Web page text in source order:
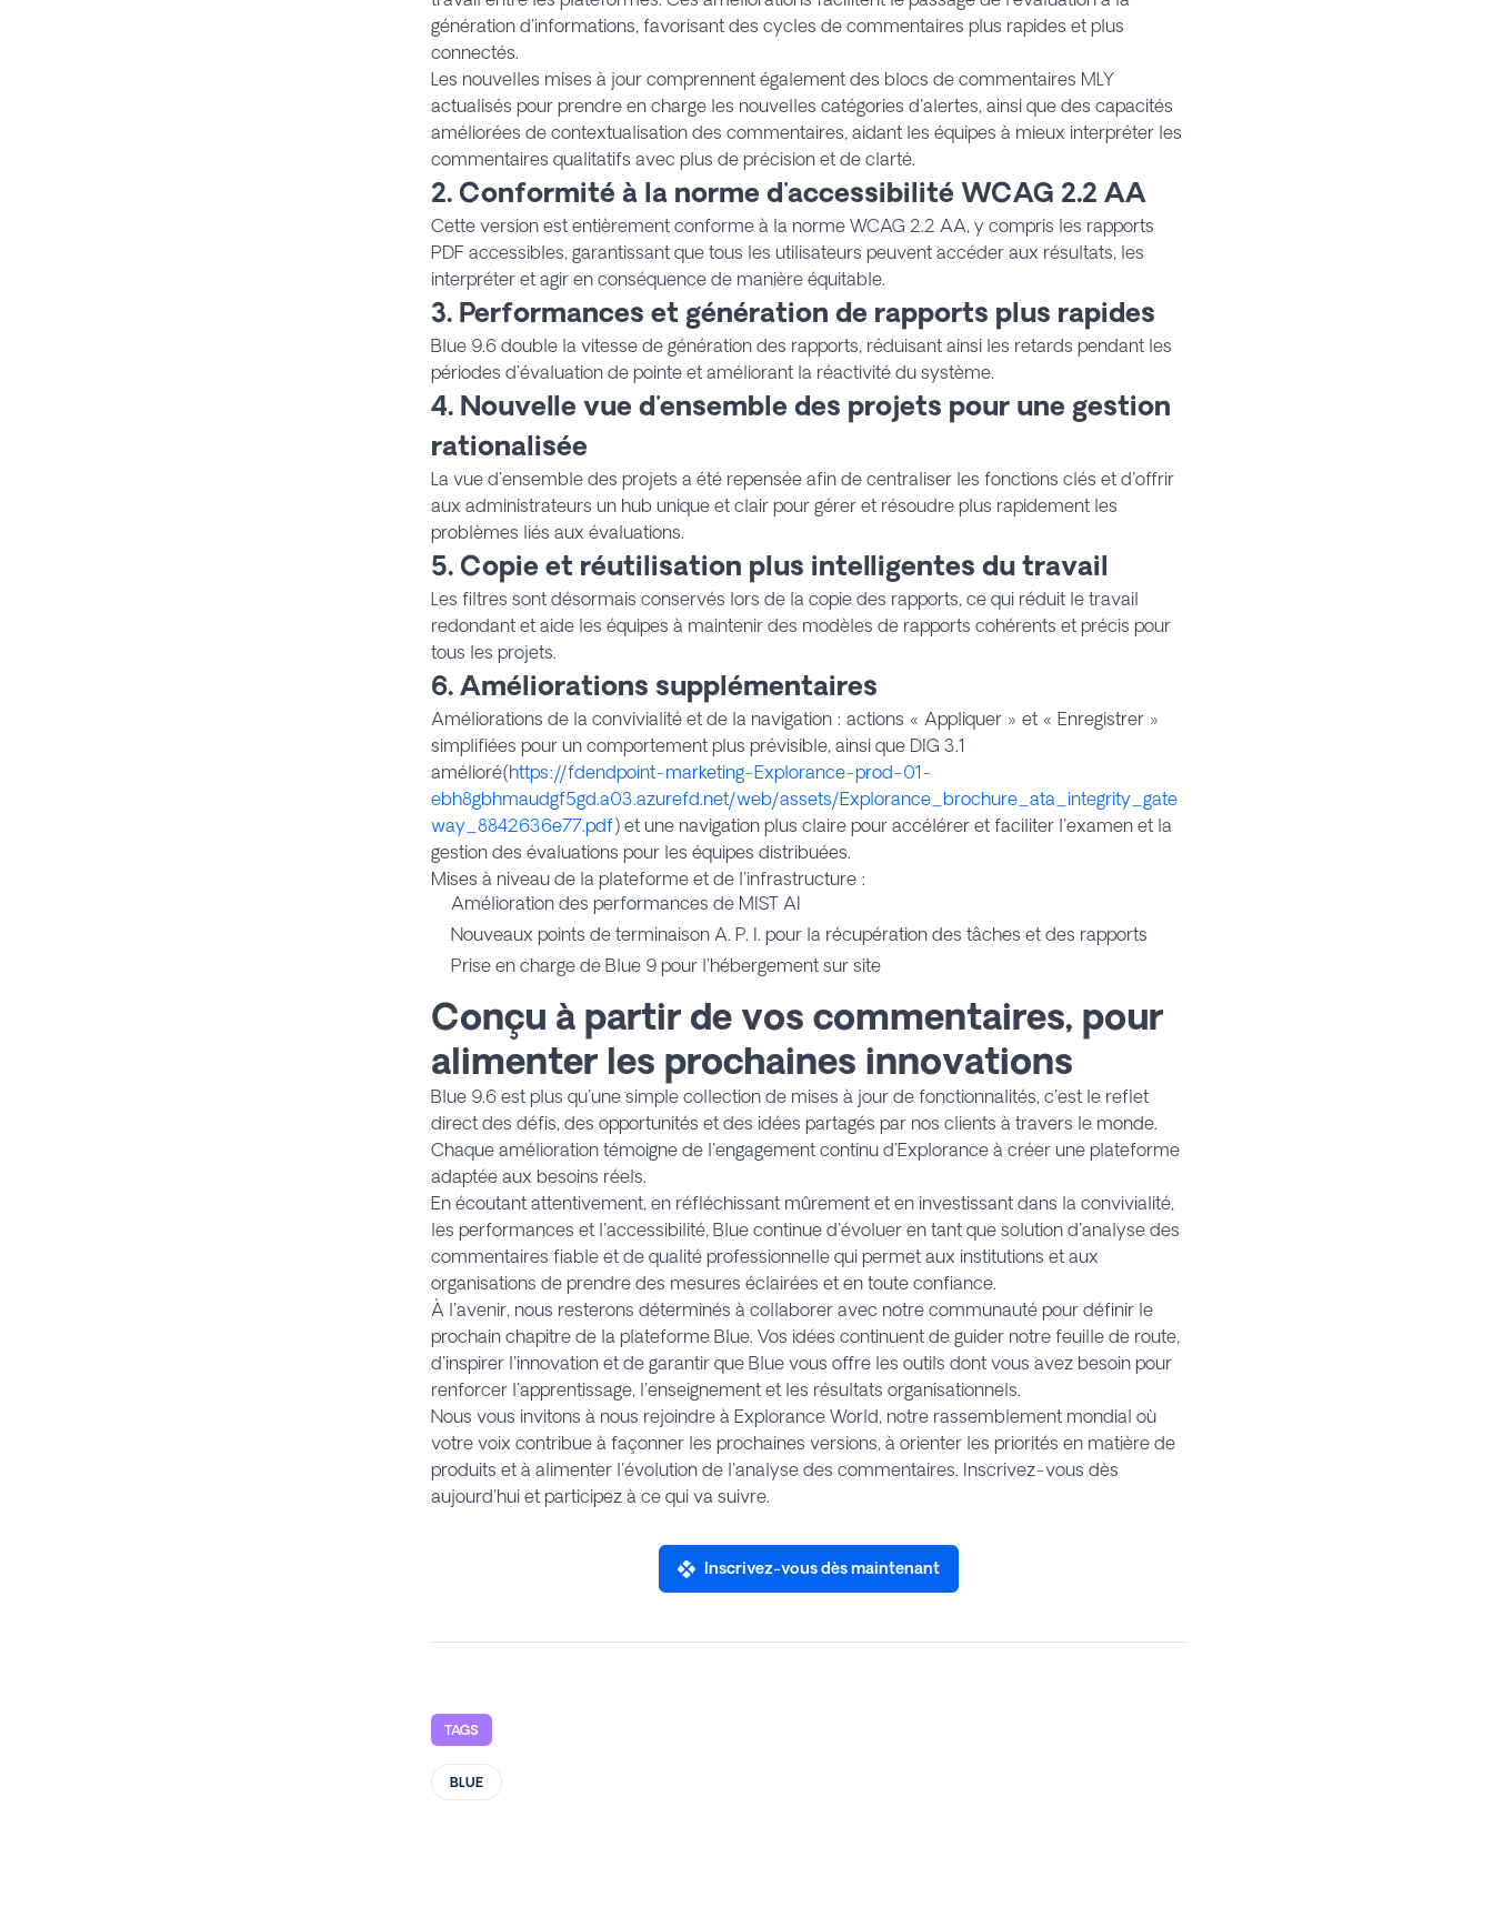
génération d'informations, favorisant des cycles de commentaires plus rapides et plus
connectés.
Les nouvelles mises à jour comprennent également des blocs de commentaires MLY
actualisés pour prendre en charge les nouvelles catégories d'alertes, ainsi que des capacités
améliorées de contextualisation des commentaires, aidant les équipes à mieux interpréter les
commentaires qualitatifs avec plus de précision et de clarté.
2. Conformité à la norme d'accessibilité WCAG 2.2 AA
Cette version est entièrement conforme à la norme WCAG 2.2 AA, y compris les rapports
PDF accessibles, garantissant que tous les utilisateurs peuvent accéder aux résultats, les
interpréter et agir en conséquence de manière équitable.
3. Performances et génération de rapports plus rapides
Blue 9.6 double la vitesse de génération des rapports, réduisant ainsi les retards pendant les
périodes d'évaluation de pointe et améliorant la réactivité du système.
4. Nouvelle vue d'ensemble des projets pour une gestion
rationalisée
La vue d'ensemble des projets a été repensée afin de centraliser les fonctions clés et d'offrir
aux administrateurs un hub unique et clair pour gérer et résoudre plus rapidement les
problèmes liés aux évaluations.
5. Copie et réutilisation plus intelligentes du travail
Les filtres sont désormais conservés lors de la copie des rapports, ce qui réduit le travail
redondant et aide les équipes à maintenir des modèles de rapports cohérents et précis pour
tous les projets.
6. Améliorations supplémentaires
Améliorations de la convivialité et de la navigation : actions « Appliquer » et « Enregistrer »
simplifiées pour un comportement plus prévisible, ainsi que DIG 3.1
amélioré(https://fdendpoint-marketing-Explorance-prod-01-
ebh8gbhmaudgf5gd.a03.azurefd.net/web/assets/Explorance_brochure_ata_integrity_gate
way_8842636e77.pdf) et une navigation plus claire pour accélérer et faciliter l'examen et la
gestion des évaluations pour les équipes distribuées.
Mises à niveau de la plateforme et de l'infrastructure :
Amélioration des performances de MIST AI
Nouveaux points de terminaison A. P. I. pour la récupération des tâches et des rapports
Prise en charge de Blue 9 pour l'hébergement sur site
Conçu à partir de vos commentaires, pour
alimenter les prochaines innovations
Blue 9.6 est plus qu'une simple collection de mises à jour de fonctionnalités, c'est le reflet
direct des défis, des opportunités et des idées partagés par nos clients à travers le monde.
Chaque amélioration témoigne de l'engagement continu d'Explorance à créer une plateforme
adaptée aux besoins réels.
En écoutant attentivement, en réfléchissant mûrement et en investissant dans la convivialité,
les performances et l'accessibilité, Blue continue d'évoluer en tant que solution d'analyse des
commentaires fiable et de qualité professionnelle qui permet aux institutions et aux
organisations de prendre des mesures éclairées et en toute confiance.
À l'avenir, nous resterons déterminés à collaborer avec notre communauté pour définir le
prochain chapitre de la plateforme Blue. Vos idées continuent de guider notre feuille de route,
d'inspirer l'innovation et de garantir que Blue vous offre les outils dont vous avez besoin pour
renforcer l'apprentissage, l'enseignement et les résultats organisationnels.
Nous vous invitons à nous rejoindre à Explorance World, notre rassemblement mondial où
votre voix contribue à façonner les prochaines versions, à orienter les priorités en matière de
produits et à alimenter l'évolution de l'analyse des commentaires. Inscrivez-vous dès
aujourd'hui et participez à ce qui va suivre.
Inscrivez-vous dès maintenant
TAGS
BLUE